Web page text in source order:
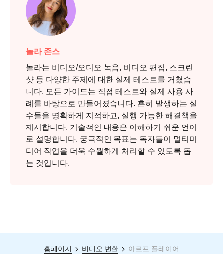
놀라 존스
놀라는 비디오/오디오 녹음, 비디오 편집, 스크린
샷 등 다양한 주제에 대한 실제 테스트를 거쳤습
니다. 모든 가이드는 직접 테스트와 실제 사용 사
례를 바탕으로 만들어졌습니다. 흔히 발생하는 실
수들을 명확하게 지적하고, 실행 가능한 해결책을
제시합니다. 기술적인 내용은 이해하기 쉬운 언어
로 설명합니다. 궁극적인 목표는 독자들이 멀티미
디어 작업을 더욱 수월하게 처리할 수 있도록 돕
는 것입니다.
홈페이지 비디오 변환 아르프 플레이어